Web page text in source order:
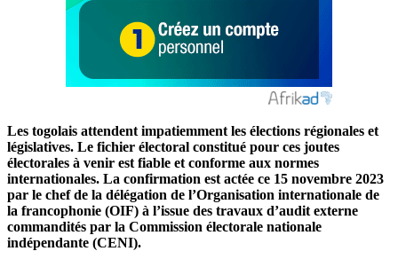
Les togolais attendent impatiemment les élections régionales et
législatives. Le fichier électoral constitué pour ces joutes
électorales à venir est fiable et conforme aux normes
internationales. La confirmation est actée ce 15 novembre 2023
par le chef de la délégation de l’Organisation internationale de
la francophonie (OIF) à l’issue des travaux d’audit externe
commandités par la Commission électorale nationale
indépendante (CENI).